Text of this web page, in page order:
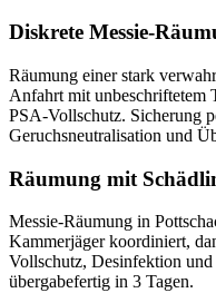
Diskrete Messie-
Räumung einer stark
Anfahrt mit unbeschriftetem
PSA-Vollschutz. Sicherung
Geruchsneutralisation und
Räumung mit
Messie-Räumung in
Kammerjäger koordiniert,
Vollschutz, Desinfektion
übergabefertig in 3 Tagen.